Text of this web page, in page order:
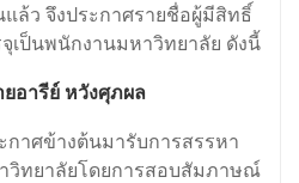
ล้ว จึงประกาศรายชื่อผู้มีสิทธิ์
เป็นพนักงานมหาวิทยาลัย ดังนี้
อารีย์ หวังศุภผล
าศข้างต้นมารับการสรรหา
วิทยาลัยโดยการสอบสัมภาษณ์